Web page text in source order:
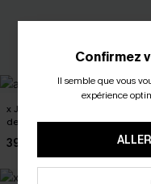
x JOJO top cover-up col en V lien
devant
39,00 €
Confirmez
Il semble que vous
expérience